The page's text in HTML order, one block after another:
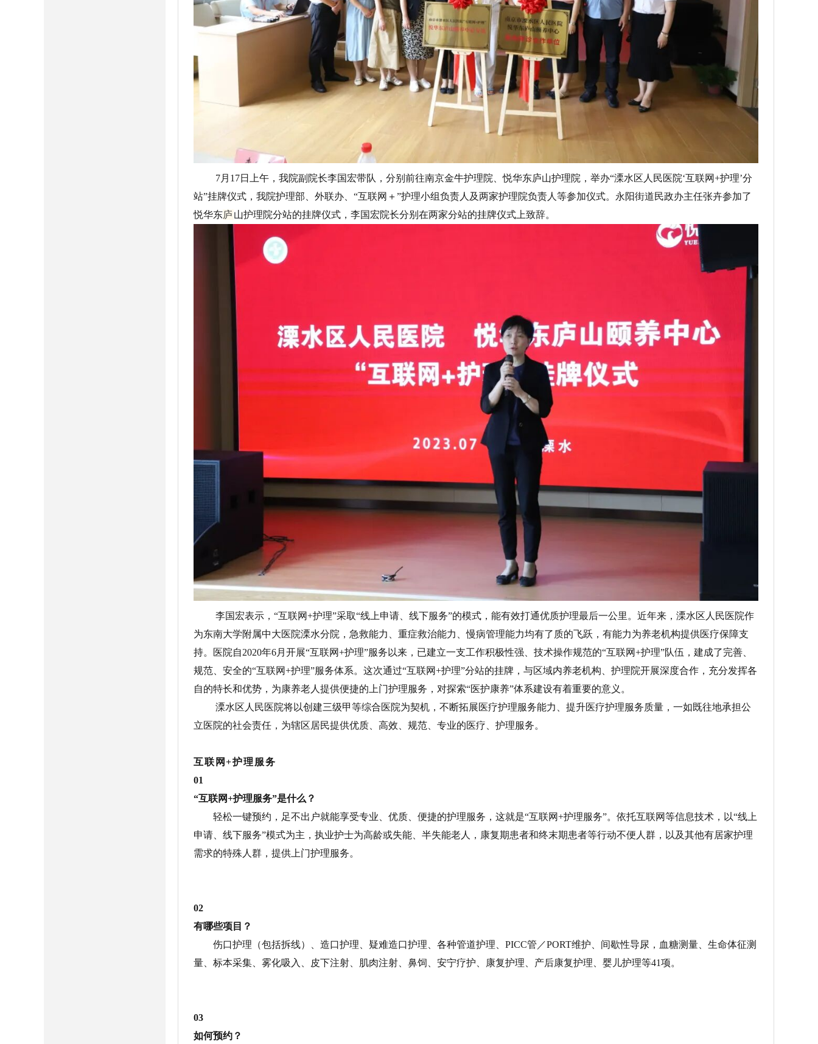
7月17日上午，我院副院长李国宏带队，分别前往南京金牛护理院、悦华东庐山护理院，举办“溧水区人民医院‘互联网+护理’分
站”挂牌仪式，我院护理部、外联办、“互联网＋”护理小组负责人及两家护理院负责人等参加仪式。永阳街道民政办主任张卉参加了
悦华东庐 山护理院分站的挂牌仪式，李国宏院长分别在两家分站的挂牌仪式上致辞。
李国宏表示，“互联网+护理”采取“线上申请、线下服务”的模式，能有效打通优质护理最后一公里。近年来，溧水区人民医院作
为东南大学附属中大医院溧水分院，急救能力、重症救治能力、慢病管理能力均有了质的飞跃，有能力为养老机构提供医疗保障支
持。医院自2020年6月开展“互联网+护理”服务以来，已建立一支工作积极性强、技术操作规范的“互联网+护理”队伍，建成了完善、
规范、安全的“互联网+护理”服务体系。这次通过“互联网+护理”分站的挂牌，与区域内养老机构、护理院开展深度合作，充分发挥各
自的特长和优势，为康养老人提供便捷的上门护理服务，对探索“医护康养”体系建设有着重要的意义。
溧水区人民医院将以创建三级甲等综合医院为契机，不断拓展医疗护理服务能力、提升医疗护理服务质量，一如既往地承担公
立医院的社会责任，为辖区居民提供优质、高效、规范、专业的医疗、护理服务。
互联网+护理服务
01
“互联网+护理服务”是什么？
轻松一键预约，足不出户就能享受专业、优质、便捷的护理服务，这就是“互联网+护理服务”。依托互联网等信息技术，以“线上
申请、线下服务”模式为主，执业护士为高龄或失能、半失能老人，康复期患者和终末期患者等行动不便人群，以及其他有居家护理
需求的特殊人群，提供上门护理服务。
02
有哪些项目？
伤口护理（包括拆线）、造口护理、疑难造口护理、各种管道护理、PICC管／PORT维护、间歇性导尿，血糖测量、生命体征测
量、标本采集、雾化吸入、皮下注射、肌肉注射、鼻饲、安宁疗护、康复护理、产后康复护理、婴儿护理等41项。
03
如何预约？